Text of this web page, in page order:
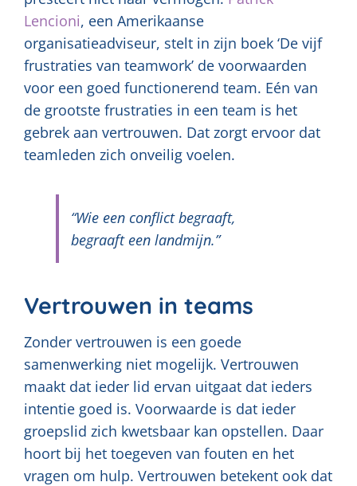
Lencioni, een Amerikaanse
organisatieadviseur, stelt in zijn boek ‘De vijf
frustraties van teamwork’ de voorwaarden
voor een goed functionerend team. Eén van
de grootste frustraties in een team is het
gebrek aan vertrouwen. Dat zorgt ervoor dat
teamleden zich onveilig voelen.
“Wie een conflict begraaft,
begraaft een landmijn.”
Vertrouwen in teams
Zonder vertrouwen is een goede
samenwerking niet mogelijk. Vertrouwen
maakt dat ieder lid ervan uitgaat dat ieders
intentie goed is. Voorwaarde is dat ieder
groepslid zich kwetsbaar kan opstellen. Daar
hoort bij het toegeven van fouten en het
vragen om hulp. Vertrouwen betekent ook dat